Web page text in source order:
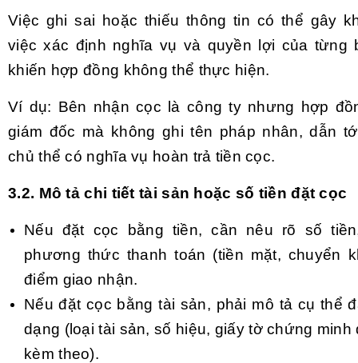
Việc ghi sai hoặc thiếu thông tin có thể gây
việc xác định nghĩa vụ và quyền lợi của từng
khiến hợp đồng không thể thực hiện.
Ví dụ: Bên nhận cọc là công ty nhưng hợp
giám đốc mà không ghi tên pháp nhân, dẫn
chủ thể có nghĩa vụ hoàn trả tiền cọc.
3.2. Mô tả chi tiết tài sản hoặc số tiền đặt cọc
Nếu đặt cọc bằng tiền, cần nêu rõ số
phương thức thanh toán (tiền mặt, chuyển
điểm giao nhận.
Nếu đặt cọc bằng tài sản, phải mô tả cụ thể
dạng (loại tài sản, số hiệu, giấy tờ chứng
kèm theo).